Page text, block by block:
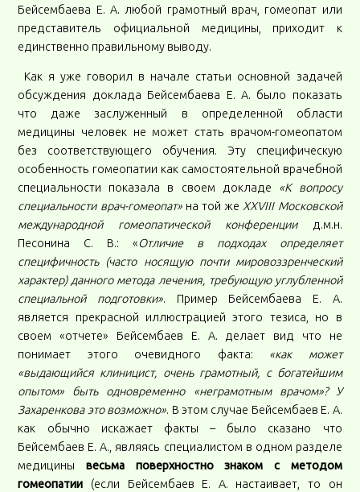
Бейсембаева Е. А. любой грамотный врач, гомеопат или
представитель официальной медицины, приходит к
единственно правильному выводу.
Как я уже говорил в начале статьи основной задачей
обсуждения доклада Бейсембаева Е. А. было показать
что даже заслуженный в определенной области
медицины человек не может стать врачом-гомеопатом
без соответствующего обучения. Эту специфическую
особенность гомеопатии как самостоятельной врачебной
специальности показала в своем докладе «К вопросу
специальности врач-гомеопат»на той жеXXVIIIМосковской
международной гомеопатической конференции д.м.н.
Песонина С. В.: «Отличие в подходах определяет
специфичность (часто носящую почти мировоззренческий
характер) данного метода лечения, требующую углубленной
специальной подготовки». Пример Бейсембаева Е. А.
является прекрасной иллюстрацией этого тезиса, но в
своем «отчете» Бейсембаев Е. А. делает вид что не
понимает этого очевидного факта: «как может
«выдающийся клиницист, очень грамотный, с богатейшим
опытом» быть одновременно «неграмотным врачом»? У
Захаренкова это возможно». В этом случае Бейсембаев Е. А.
как обычно искажает факты – было сказано что
Бейсембаев Е. А., являясь специалистом в одном разделе
медицинывесьма поверхностно знаком с методом
гомеопатии (если Бейсембаев Е. А. настаивает, то он